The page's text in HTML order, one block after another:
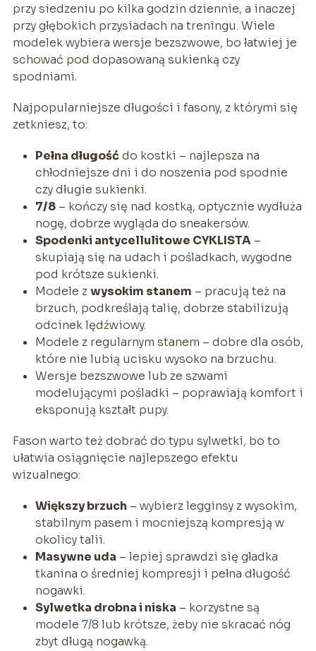
przy siedzeniu po kilka godzin dziennie, a inaczej
przy głębokich przysiadach na treningu. Wiele
modelek wybiera wersje bezszwowe, bo łatwiej je
schować pod dopasowaną sukienką czy
spodniami.
Najpopularniejsze długości i fasony, z którymi się
zetkniesz, to:
Pełna długośćdo kostki – najlepsza na
chłodniejsze dni i do noszenia pod spodnie
czy długie sukienki.
7/8– kończy się nad kostką, optycznie wydłuża
nogę, dobrze wygląda do sneakersów.
Spodenki antycellulitowe CYKLISTA–
skupiają się na udach i pośladkach, wygodne
pod krótsze sukienki.
Modele zwysokim stanem – pracują też na
brzuch, podkreślają talię, dobrze stabilizują
odcinek lędźwiowy.
Modele z regularnym stanem – dobre dla osób,
które nie lubią ucisku wysoko na brzuchu.
Wersje bezszwowe lub ze szwami
modelującymi pośladki – poprawiają komfort i
eksponują kształt pupy.
Fason warto też dobrać do typu sylwetki, bo to
ułatwia osiągnięcie najlepszego efektu
wizualnego:
Większy brzuch – wybierz legginsy z wysokim,
stabilnym pasem i mocniejszą kompresją w
okolicy talii.
Masywne uda – lepiej sprawdzi się gładka
tkanina o średniej kompresji i pełna długość
nogawki.
Sylwetka drobna i niska – korzystne są
modele 7/8 lub krótsze, żeby nie skracać nóg
zbyt długą nogawką.